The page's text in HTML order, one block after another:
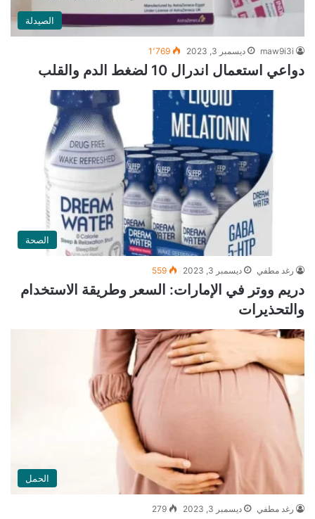
الصيدلة
maw9i3i ديسمبر 3, 2023 1٬769
دواعي استعمال اندرال 10 لضغط الدم والقلب
الصحة
رغد مطفي ديسمبر 3, 2023 559
دريم ووتر في الإمارات: السعر وطريقة الاستخدام
والتحذيرات
الحمل
رغد مطفي ديسمبر 3, 2023 279